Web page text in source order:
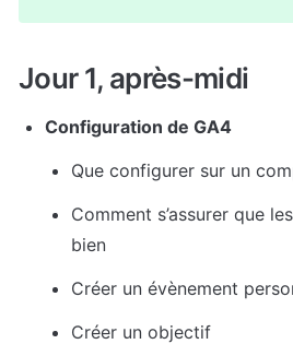
Jour 1, après-midi
Configuration de GA4
Que configurer sur un
Comment s’assurer que
bien
Créer un évènement
Créer un objectif